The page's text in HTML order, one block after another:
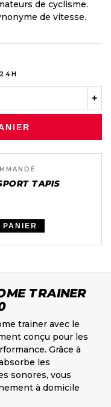
de cyclisme.
de vitesse.
+
TAPIS
TRAINER
trainer avec le
conçu pour les
Grâce à
les
sonores, vous
à domicile